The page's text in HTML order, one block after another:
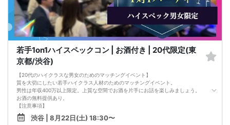
若手1on1ハイスペックコン | お酒付き | 20代限定(東
京都/渋谷)
【20代のハイクラスな男女のためのマッチングイベント】
質を大切にしたい若手ハイクラス人材のためのマッチングイベント。
男性は年収400万以上限定。上質な空間でお酒を片手にお話を楽しみましょう。
お酒の無料提供あり。
【注意事項】
■当日の持ち物
・公的身分証明書 ※ご提示いただけない方はご参加いただけません
渋谷 | 8月22日(土) 18:30〜